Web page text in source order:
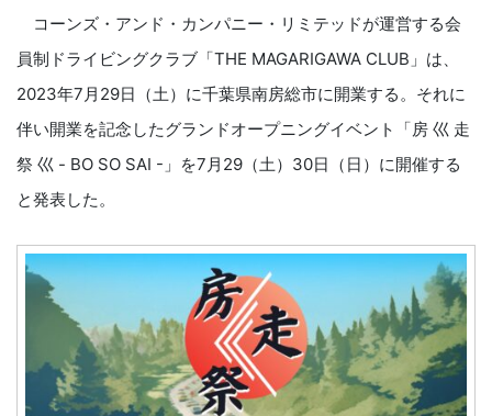
コーンズ・アンド・カンパニー・リミテッドが運営する会
員制ドライビングクラブ「THE MAGARIGAWA CLUB」は、
2023年7⽉29⽇（⼟）に千葉県南房総市に開業する。それに
伴い開業を記念したグランドオープニングイベント「房 ⼮ ⾛
祭 ⼮ - BO SO SAI -」を7⽉29（⼟）30⽇（⽇）に開催する
と発表した。